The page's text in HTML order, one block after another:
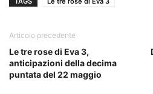
Articolo precedente
Le tre rose di Eva 3,
anticipazioni della decima
puntata del 22 maggio